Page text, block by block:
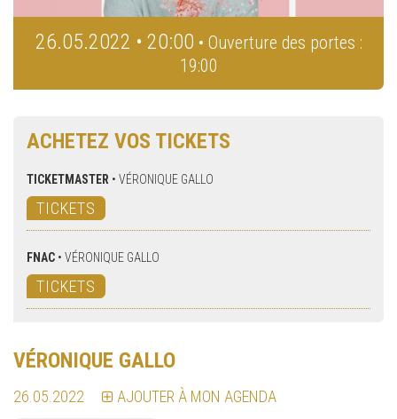
26.05.2022 • 20:00 • Ouverture des portes :
19:00
ACHETEZ VOS TICKETS
TICKETMASTER • VÉRONIQUE GALLO
TICKETS
FNAC • VÉRONIQUE GALLO
TICKETS
VÉRONIQUE GALLO
26.05.2022 AJOUTER À MON AGENDA